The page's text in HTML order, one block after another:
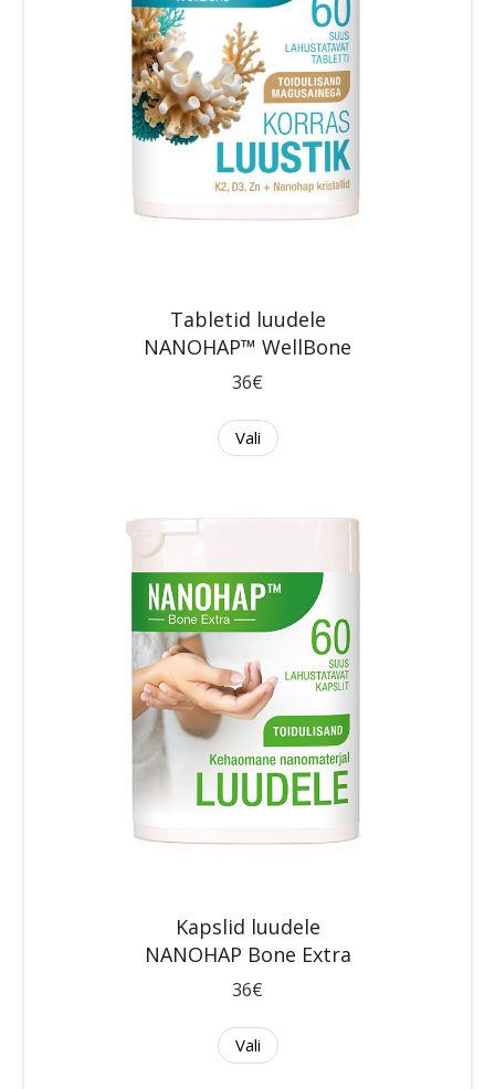
Tabletid luudele
NANOHAP™ WellBone
36€
Vali
Kapslid luudele
NANOHAP Bone Extra
36€
Vali